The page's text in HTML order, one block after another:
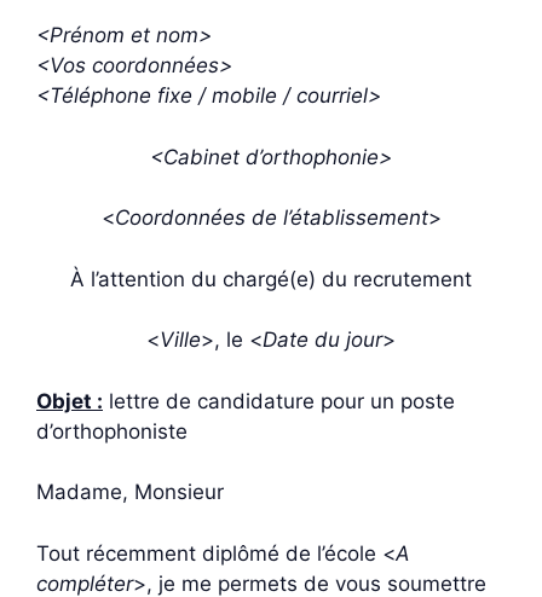
<Prénom et nom>
<Vos coordonnées>
<Téléphone fixe / mobile / courriel>
<Cabinet d’orthophonie>
<Coordonnées de l’établissement>
À l’attention du chargé(e) du recrutement
<Ville>, le <Date du jour>
Objet : lettre de candidature pour un poste
d’orthophoniste
Madame, Monsieur
Tout récemment diplômé de l’école <A
compléter>, je me permets de vous soumettre